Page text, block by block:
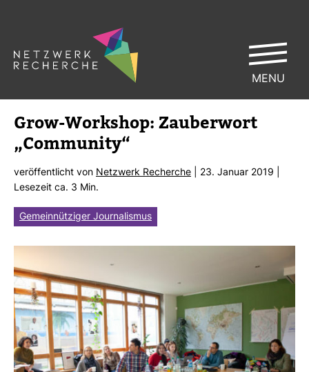
Grow-​Work­shop: Zau­ber­wort
„Com­mu­nity“
ver­öf­fent­licht von Netz­werk Recherche | 23. Januar 2019 |
Lese­zeit ca. 3 Min.
Gemeinnütziger Journalismus
MENU